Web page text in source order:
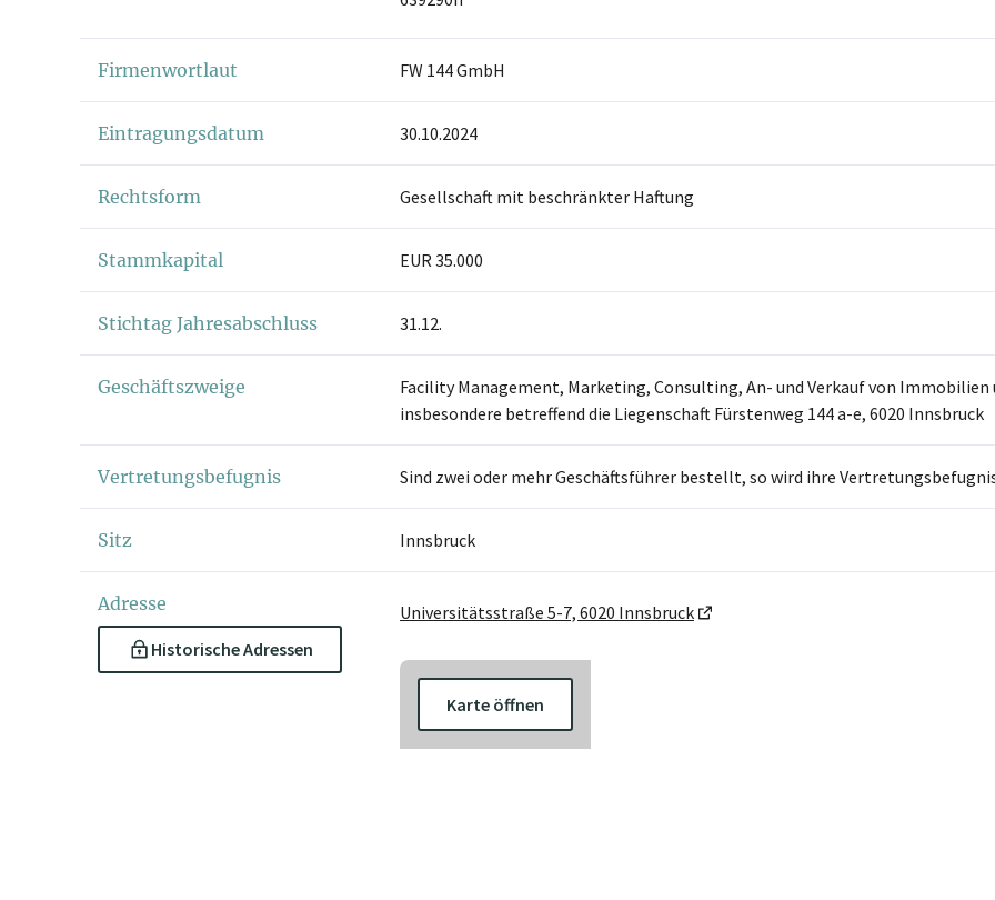
Firmenwortlaut FW 144 GmbH
Eintragungsdatum 30.10.2024
Rechtsform Gesellschaft mit beschränkter Haftung
Stammkapital EUR 35.000
Stichtag Jahresabschluss 31.12.
Geschäftszweige
Facility Management, Marketing, Consulting, An- und Verkauf von
insbesondere betreffend die Liegenschaft Fürstenweg 144 a-e, 6020 Innsbruck
Vertretungsbefugnis Sind zwei oder mehr Geschäftsführer bestellt, so wird ihre
Sitz Innsbruck
Adresse
Historische Adressen
Universitätsstraße 5-7, 6020 Innsbruck
Karte öffnen